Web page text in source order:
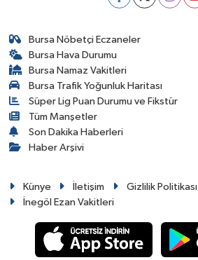
Bursa Nöbetçi Eczaneler
Bursa Hava Durumu
Bursa Namaz Vakitleri
Bursa Trafik Yoğunluk Haritası
Süper Lig Puan Durumu ve Fikstür
Tüm Manşetler
Son Dakika Haberleri
Haber Arşivi
Künye İletişim
Gizlilik Politikası
İnegöl Ezan Vakitleri